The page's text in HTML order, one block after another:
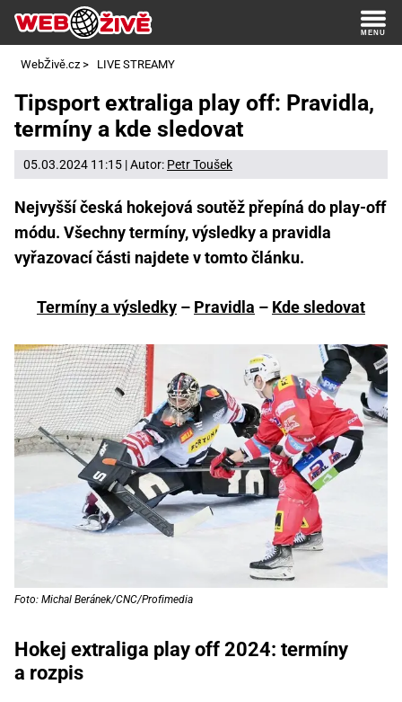
WebŽivě.cz > LIVE STREAMY
Tipsport extraliga play off: Pravidla,
termíny a kde sledovat
05.03.2024 11:15 | Autor: Petr Toušek
Nejvyšší česká hokejová soutěž přepíná do play-off
módu. Všechny termíny, výsledky a pravidla
vyřazovací části najdete v tomto článku.
Termíny a výsledky – Pravidla – Kde sledovat
Foto: Michal Beránek/CNC/Profimedia
Hokej extraliga play off 2024: termíny
a rozpis